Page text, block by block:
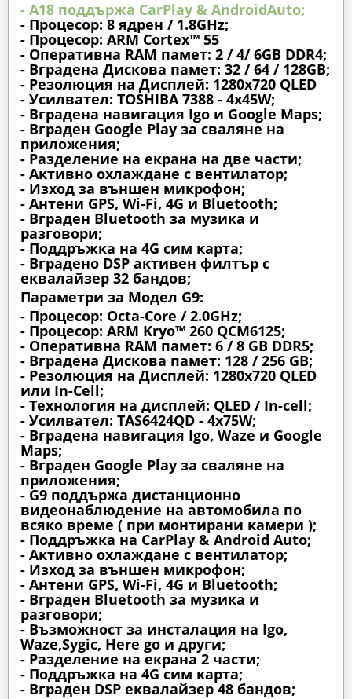
- A18 поддържа CarPlay & AndroidAuto;
- Процесор: 8 ядрен / 1.8GHz;
- Процесор: ARM Cortex™ 55
- Оперативна RAM памет: 2 / 4/ 6GB DDR4;
- Вградена Дискова памет: 32 / 64 / 128GB;
- Резолюция на Дисплей: 1280х720 QLED
- Усилвател: TOSHIBA 7388 - 4x45W;
- Вградена навигация Igo и Google Maps;
- Вграден Google Play за сваляне на
приложения;
- Разделение на екрана на две части;
- Активно охлаждане с вентилатор;
- Изход за външен микрофон;
- Антени GPS, Wi-Fi, 4G и Bluetooth;
- Вграден Bluetooth за музика и
разговори;
- Поддръжка на 4G сим карта;
- Вградено DSP активен филтър с
еквалайзер 32 бандов;
Параметри за Модел G9:
- Процесор: Octa-Core / 2.0GHz;
- Процесор: ARM Kryo™ 260 QCM6125;
- Оперативна RAM памет: 6 / 8 GB DDR5;
- Вградена Дискова памет: 128 / 256 GB;
- Резолюция на Дисплей: 1280х720 QLED
или In-Cell;
- Технология на дисплей: QLED / In-cell;
- Усилвател: TAS6424QD - 4x75W;
- Вградена навигация Igo, Waze и Google
Maps;
- Вграден Google Play за сваляне на
приложения;
- G9 поддържа дистанционно
видеонаблюдение на автомобила по
всяко време ( при монтирани камери );
- Поддръжка на CarPlay & Android Auto;
- Активно охлаждане с вентилатор;
- Изход за външен микрофон;
- Антени GPS, Wi-Fi, 4G и Bluetooth;
- Вграден Bluetooth за музика и
разговори;
- Възможност за инсталация на Igo,
Waze,Sygic, Here go и други;
- Разделение на екрана 2 части;
- Поддръжка на 4G сим карта;
- Вграден DSP еквалайзер 48 бандов;